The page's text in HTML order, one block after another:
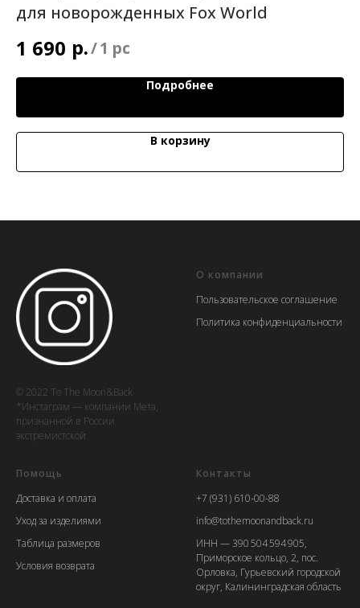
для новорожденных Fox World
1 690 р./1 pc
Подробнее
В корзину
© 2022 To The Moon&Back
*Инстаграм — компании Мета,
признанной в России
экстремистской
О компании
Пользовательское соглашение
Политика конфиденциальности
Помощь
Доставка и оплата
Уход за изделиями
Таблица размеров
Условия возврата
Контакты
+7 (931) 610-00-88
info@tothemoonandback.ru
ИНН — 390 504 594 905,
Приморское кольцо, 2, пос.
Орловка, Гурьевский городской
округ, Калининградская область